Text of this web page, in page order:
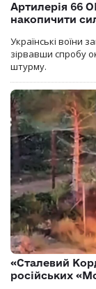
Артилерія 66
накопичити
Українські воїни
зірвавши спробу
штурму.
«Сталевий
російських